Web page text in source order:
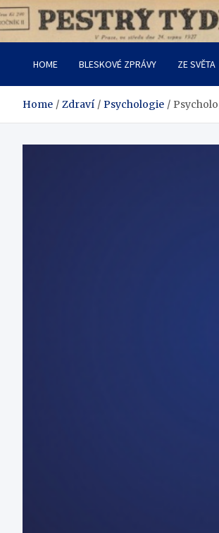
Skip
to
Pestrý Týden
HOME BLESKOVÉ ZPRÁVY ZE SVĚTA
Home Zdraví Psychologie